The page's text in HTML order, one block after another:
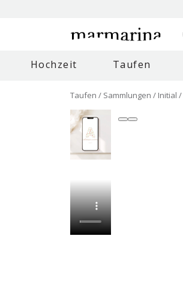
Hochzeit Taufen
Taufen Sammlungen Initial